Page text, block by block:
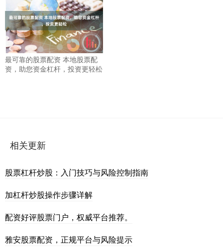
最可靠的股票配资 本地股票配
资，助您资金杠杆，投资更轻松
相关更新
股票杠杆炒股：入门技巧与风险控制指南
加杠杆炒股操作步骤详解
配资好评股票门户，权威平台推荐。
雅安股票配资，正规平台与风险提示